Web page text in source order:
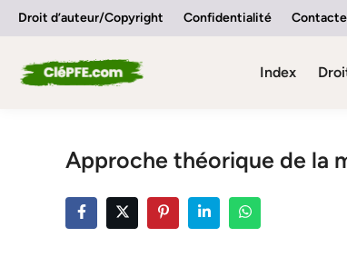
SkipDroit d’auteur/Copyright Confidentialité
Index
Approche théorique de la